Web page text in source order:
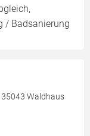
/ Badsanierung
Waldhaus